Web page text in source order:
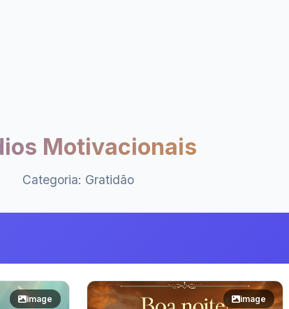
Motivacionais
Categoria: Gratidão
image image